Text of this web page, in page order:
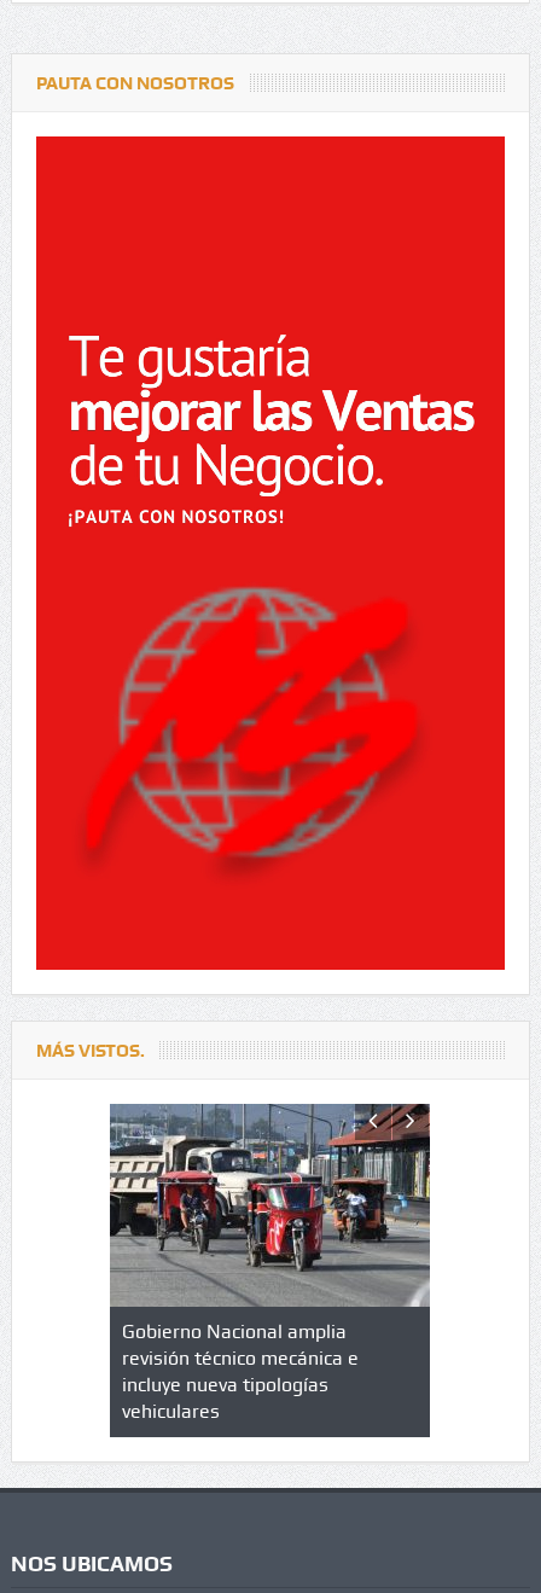
PAUTA CON NOSOTROS
MÁS VISTOS.
en
Gobierno Nacional amplia
revisión técnico mecánica e
incluye nueva tipologías
vehiculares
Qué es
cuáles
NOS UBICAMOS